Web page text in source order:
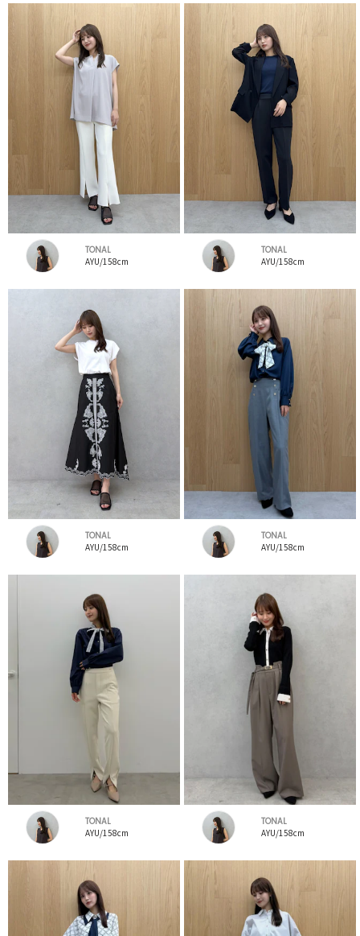
TONAL
AYU/158cm
TONAL
AYU/158cm
TONAL
AYU/158cm
TONAL
AYU/158cm
TONAL
AYU/158cm
TONAL
AYU/158cm